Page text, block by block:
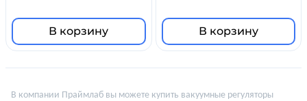
В корзину В корзину
В компании Праймлаб вы можете купить вакуумные регуляторы